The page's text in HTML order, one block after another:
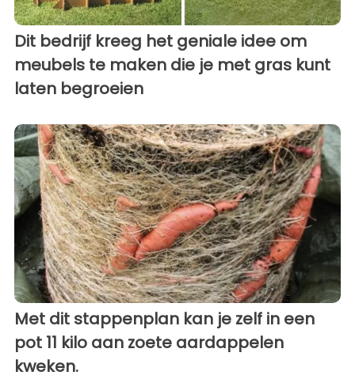
Dit bedrijf kreeg het geniale idee om
meubels te maken die je met gras kunt
laten begroeien
Met dit stappenplan kan je zelf in een
pot 11 kilo aan zoete aardappelen
kweken.